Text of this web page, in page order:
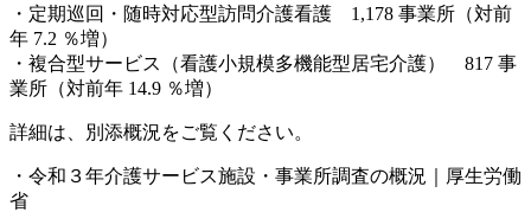
・定期巡回・随時対応型訪問介護看護 1,178 事業所（対前
年 7.2 ％増）
・複合型サービス（看護小規模多機能型居宅介護） 817 事
業所（対前年 14.9 ％増）
詳細は、別添概況をご覧ください。
・令和３年介護サービス施設・事業所調査の概況｜厚生労働
省